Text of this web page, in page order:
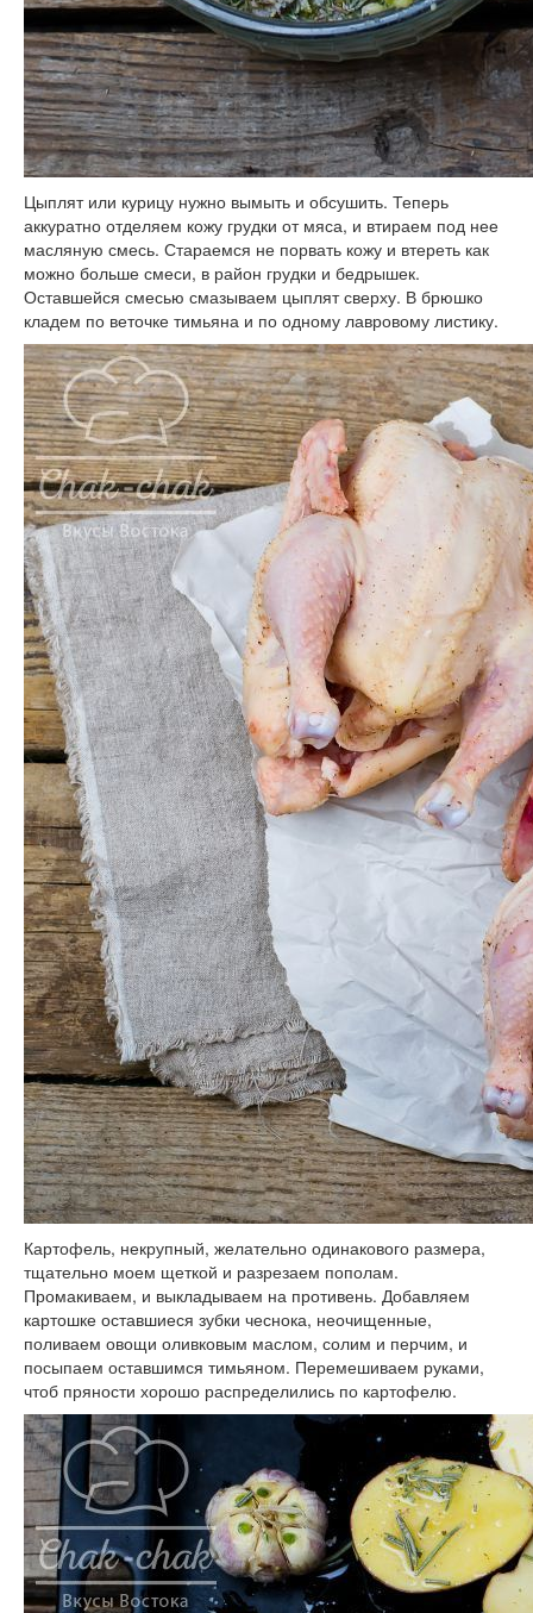
Цыплят или курицу нужно вымыть и обсушить. Теперь
аккуратно отделяем кожу грудки от мяса, и втираем под нее
масляную смесь. Стараемся не порвать кожу и втереть как
можно больше смеси, в район грудки и бедрышек.
Оставшейся смесью смазываем цыплят сверху. В брюшко
кладем по веточке тимьяна и по одному лавровому листику.
Картофель, некрупный, желательно одинакового размера,
тщательно моем щеткой и разрезаем пополам.
Промакиваем, и выкладываем на противень. Добавляем
картошке оставшиеся зубки чеснока, неочищенные,
поливаем овощи оливковым маслом, солим и перчим, и
посыпаем оставшимся тимьяном. Перемешиваем руками,
чтоб пряности хорошо распределились по картофелю.